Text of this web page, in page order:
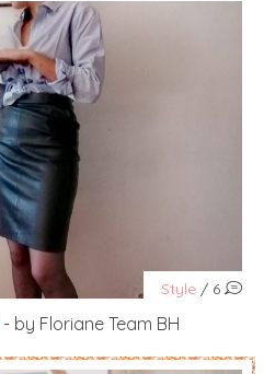
Style / 6
- by Floriane Team BH